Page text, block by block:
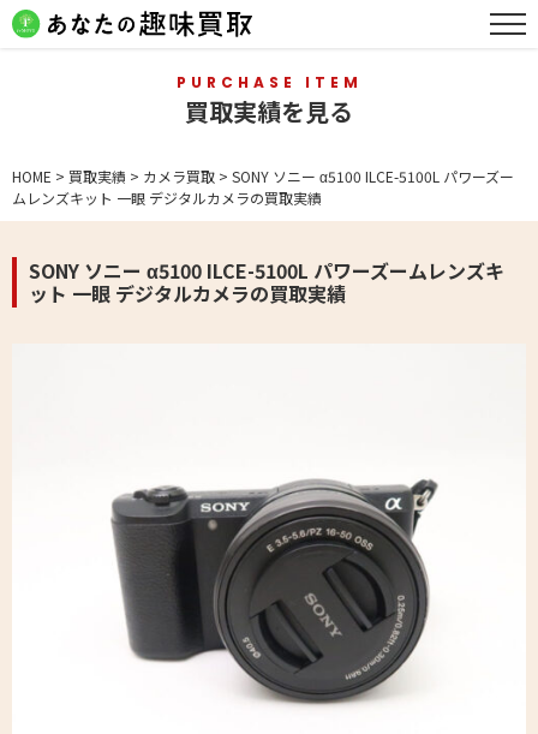
PURCHASE ITEM
買取実績を見る
HOME > 買取実績 > カメラ買取 > SONY ソニー α5100 ILCE-5100L パワーズー
ムレンズキット 一眼 デジタルカメラの買取実績
SONY ソニー α5100 ILCE-5100L パワーズームレンズキ
ット 一眼 デジタルカメラの買取実績